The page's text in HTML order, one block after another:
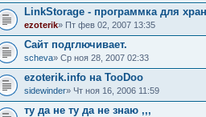
LinkStorage - программка для
ezoterik» Пт фев 02, 2007 13:35
Сайт подглючивает.
sсheva» Ср ноя 28, 2007 02:33
ezoterik.info на TooDoo
sidewinder» Чт ноя 16, 2006 11:59
ту да не ту да не знаю ,,,